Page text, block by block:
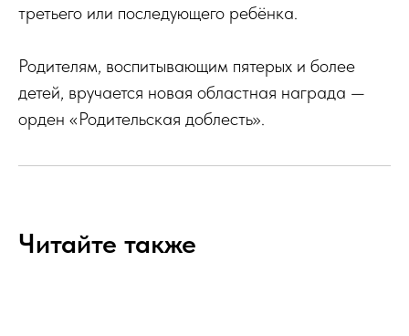
третьего или последующего ребёнка.
Родителям, воспитывающим пятерых и более
детей, вручается новая областная награда —
орден «Родительская доблесть».
Читайте также